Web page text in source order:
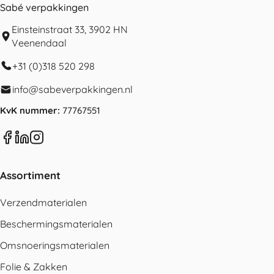
Sabé verpakkingen
Einsteinstraat 33, 3902 HN
Veenendaal
+31 (0)318 520 298
info@sabeverpakkingen.nl
KvK nummer: 77767551
Assortiment
Verzendmaterialen
Beschermingsmaterialen
Omsnoeringsmaterialen
Folie & Zakken